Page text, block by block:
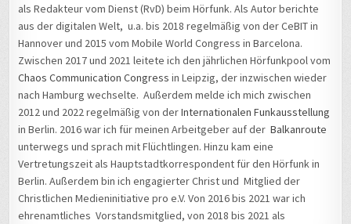
als Redakteur vom Dienst (RvD) beim Hörfunk. Als Autor berichte
aus der digitalen Welt, u.a. bis 2018 regelmäßig von der CeBIT in
Hannover und 2015 vom Mobile World Congress in Barcelona.
Zwischen 2017 und 2021 leitete ich den jährlichen Hörfunkpool vom
Chaos Communication Congress in Leipzig, der inzwischen wieder
nach Hamburg wechselte. Außerdem melde ich mich zwischen
2012 und 2022 regelmäßig von derInternationalen Funkausstellung
in Berlin. 2016 war ich für meinen Arbeitgeber auf derBalkanroute
unterwegs und sprach mit Flüchtlingen. Hinzu kam eine
Vertretungszeit als Hauptstadtkorrespondent für den Hörfunk in
Berlin. Außerdem bin ich engagierter Christ und Mitglied der
Christlichen Medieninitiative pro e.V. Von 2016 bis 2021 war ich
ehrenamtliches Vorstandsmitglied, von 2018 bis 2021 als